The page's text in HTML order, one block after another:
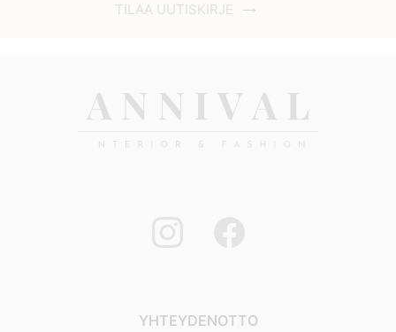
TILAA UUTISKIRJE
YHTEYDENOTTO